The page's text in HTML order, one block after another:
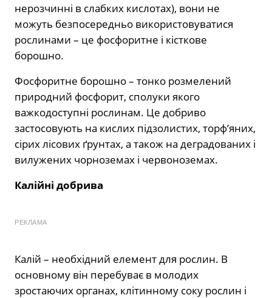
нерозчинні в слабких кислотах), вони не
можуть безпосередньо використовуватися
рослинами – це фосфоритне і кісткове
борошно.
Фосфоритне борошно – тонко розмелений
природний фосфорит, сполуки якого
важкодоступні рослинам. Це добриво
застосовують на кислих підзолистих, торф’яних,
сірих лісових ґрунтах, а також на деградованих і
вилужених чорноземах і червоноземах.
Калійні добрива
РЕКЛАМА
Калій – необхідний елемент для рослин. В
основному він перебуває в молодих
зростаючих органах, клітинному соку рослин і